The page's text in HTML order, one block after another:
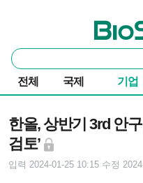
바이오스
통
합
검
색
전체 국제 기업
한올, 상반기 3rd 안
검토’
입력 2024-01-25 10:15 수정